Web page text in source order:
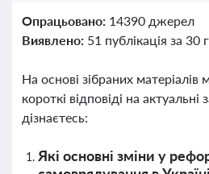
Опрацьовано: 14390 джерел
Виявлено: 51 публікація за 30
На основі зібраних
короткі відповіді на актуальні
дізнаєтесь:
Які основні зміни у